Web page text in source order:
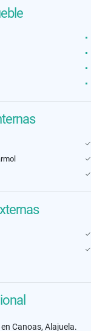
Canoas, Alajuela.